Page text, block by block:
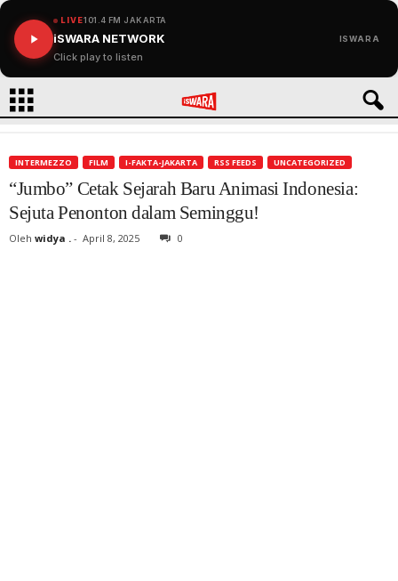
LIVE101.4 FM JAKARTA
iSWARA NETWORK
Click play to listen
ISWARA
INTERMEZZO FILM I-FAKTA-JAKARTA RSS FEEDS UNCATEGORIZED
“Jumbo” Cetak Sejarah Baru Animasi Indonesia:
Sejuta Penonton dalam Seminggu!
Oleh widya . - April 8, 2025 0